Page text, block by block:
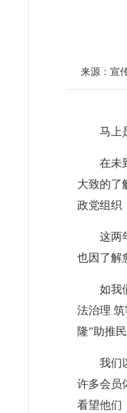
来源：宣
马上
在未
大致的了
政党组织
这两
也因了解
如我
法治理
隆”助推
我们
许多会员
看望他们